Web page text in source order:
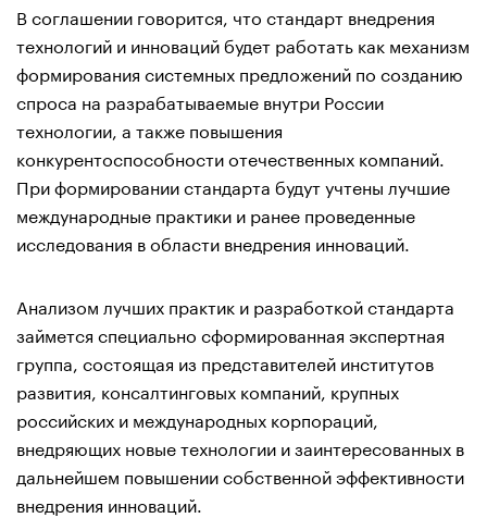
В соглашении говорится, что стандарт внедрения
технологий и инноваций будет работать как механизм
формирования системных предложений по созданию
спроса на разрабатываемые внутри России
технологии, а также повышения
конкурентоспособности отечественных компаний.
При формировании стандарта будут учтены лучшие
международные практики и ранее проведенные
исследования в области внедрения инноваций.
Анализом лучших практик и разработкой стандарта
займется специально сформированная экспертная
группа, состоящая из представителей институтов
развития, консалтинговых компаний, крупных
российских и международных корпораций,
внедряющих новые технологии и заинтересованных в
дальнейшем повышении собственной эффективности
внедрения инноваций.